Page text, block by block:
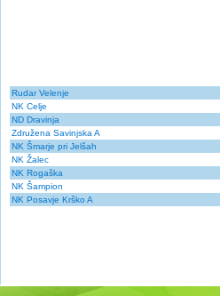
Rudar Velenje
NK Celje
ND Dravinja
Združena Savinjska A
NK Šmarje pri Jelšah
NK Žalec
NK Rogaška
NK Šampion
NK Posavje Krško A